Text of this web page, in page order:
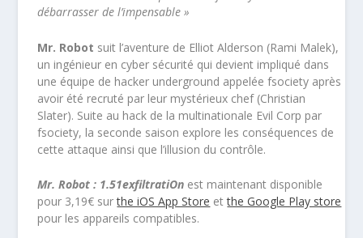
débarrasser de l’impensable »
Mr. Robot suit l’aventure de Elliot Alderson (Rami Malek),
un ingénieur en cyber sécurité qui devient impliqué dans
une équipe de hacker underground appelée fsociety après
avoir été recruté par leur mystérieux chef (Christian
Slater). Suite au hack de la multinationale Evil Corp par
fsociety, la seconde saison explore les conséquences de
cette attaque ainsi que l’illusion du contrôle.
Mr. Robot : 1.51exfiltratiOn est maintenant disponible
pour 3,19€ surthe iOS App Store etthe Google Play store
pour les appareils compatibles.